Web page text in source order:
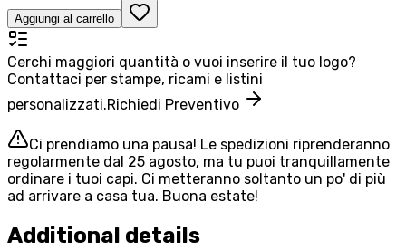
Aggiungi al carrello
Cerchi maggiori quantità o vuoi inserire il tuo logo?
Contattaci per stampe, ricami e listini
personalizzati.Richiedi Preventivo
Ci prendiamo una pausa! Le spedizioni riprenderanno
regolarmente dal 25 agosto, ma tu puoi tranquillamente
ordinare i tuoi capi. Ci metteranno soltanto un po' di più
ad arrivare a casa tua. Buona estate!
Additional details